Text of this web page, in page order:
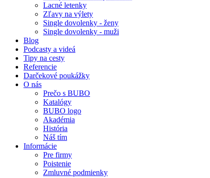
Lacné letenky
Zľavy na výlety
Single dovolenky - ženy
Single dovolenky - muži
Blog
Podcasty a videá
Tipy na cesty
Referencie
Darčekové poukážky
O nás
Prečo s BUBO
Katalógy
BUBO logo
Akadémia
História
Náš tím
Informácie
Pre firmy
Poistenie
Zmluvné podmienky